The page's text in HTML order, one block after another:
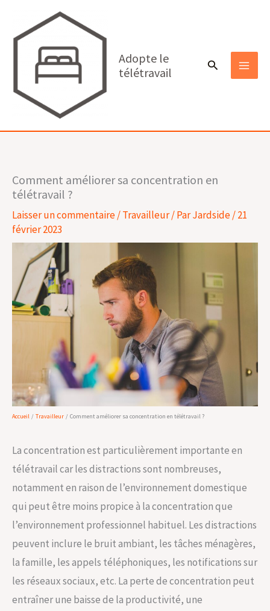
Adopte le
télétravail
Rechercher
Comment améliorer sa concentration en
télétravail ?
Laisser un commentaire/Travailleur/ ParJardside/21
février 2023
Accueil Travailleur Comment améliorer sa concentration en télétravail ?
La concentration est particulièrement importante en
télétravail car les distractions sont nombreuses,
notamment en raison de l’environnement domestique
qui peut être moins propice à la concentration que
l’environnement professionnel habituel. Les distractions
peuvent inclure le bruit ambiant, les tâches ménagères,
la famille, les appels téléphoniques, les notifications sur
les réseaux sociaux, etc. La perte de concentration peut
entraîner une baisse de la productivité, une